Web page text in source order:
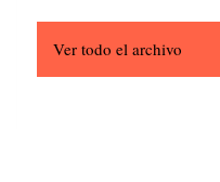
Ver todo el archivo